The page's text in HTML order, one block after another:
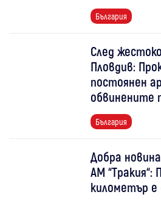
България
След
Пловдив:
постоянен
обвинените
България
Добра
АМ “Тракия“:
километър е